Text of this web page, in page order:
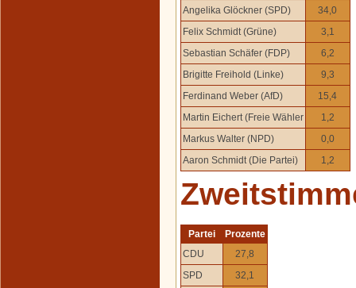
Angelika Glöckner (SPD)
34,0
Felix Schmidt (Grüne)
3,1
Sebastian Schäfer (FDP)
6,2
Brigitte Freihold (Linke)
9,3
Ferdinand Weber (AfD)
15,4
Martin Eichert (Freie Wähler
1,2
Markus Walter (NPD)
0,0
Aaron Schmidt (Die Partei)
1,2
Partei
Prozente
CDU
27,8
SPD
32,1